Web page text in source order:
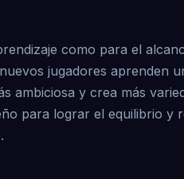
como para el
jugadores aprenden
ambiciosa y crea más
para lograr el equilibrio y